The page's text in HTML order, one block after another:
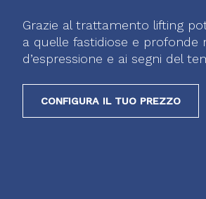
Grazie al trattamento lifting
a quelle fastidiose e profonde
d’espressione e ai segni del
CONFIGURA IL TUO PREZZO